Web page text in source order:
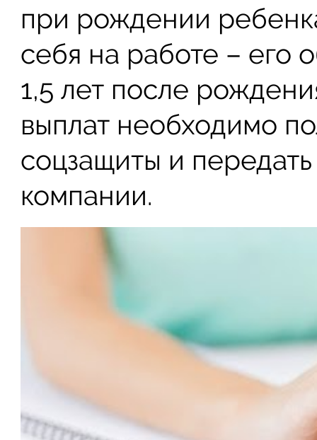
при рождении
себя на работе – его
1,5 лет после
выплат необходимо
соцзащиты и
компании.